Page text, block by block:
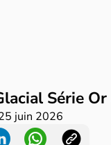
Série Or
juin 2026